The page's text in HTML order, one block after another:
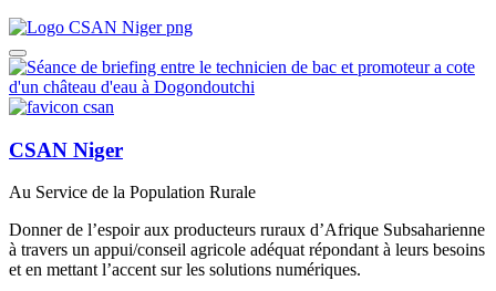
CSAN Niger
Au Service de la Population Rurale
Donner de l’espoir aux producteurs ruraux d’Afrique Subsaharienne
à travers un appui/conseil agricole adéquat répondant à leurs besoins
et en mettant l’accent sur les solutions numériques.